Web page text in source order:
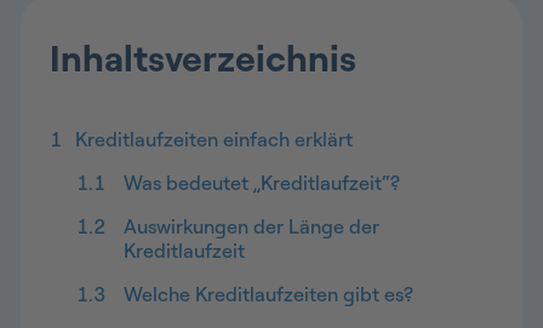
Inhaltsverzeichnis
1
Kreditlaufzeiten einfach erklärt
1.1
Was bedeutet „Kreditlaufzeit“?
1.2
Auswirkungen der Länge der
Kreditlaufzeit
1.3
Welche Kreditlaufzeiten gibt es?